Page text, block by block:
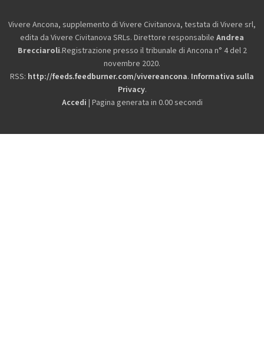
Vivere Ancona, supplemento di Vivere Civitanova, testata di Vivere srl,
edita da Vivere Civitanova SRLs. Direttore responsabile Andrea
Brecciaroli.Registrazione presso il tribunale di Ancona n° 4 del 2
novembre 2020.
RSS: http://feeds.feedburner.com/vivereancona. Informativa sulla
Privacy.
Accedi | Pagina generata in 0.00 secondi